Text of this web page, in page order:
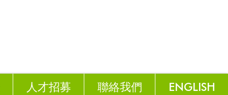
人才招募 聯絡我們 ENGLISH